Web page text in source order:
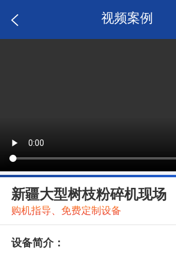
视频案例
新疆大型树枝粉碎机现场
购机指导、免费定制设备
设备简介：